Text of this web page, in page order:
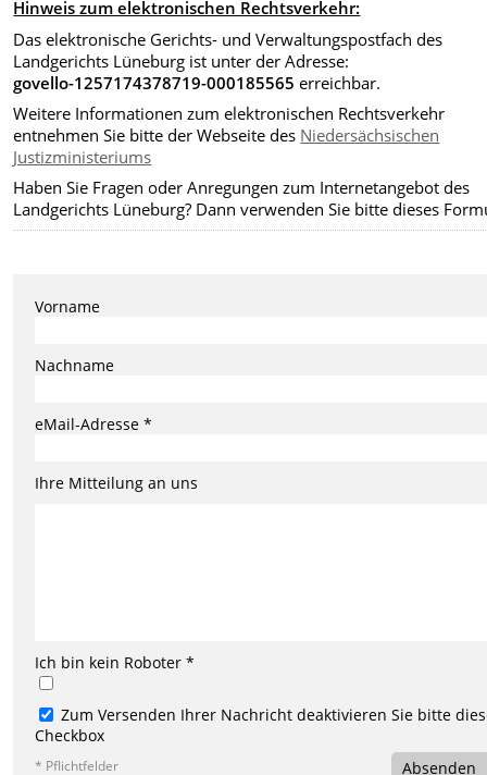
Hinweis zum elektronischen Rechtsverkehr:
Das elektronische Gerichts- und Verwaltungspostfach des
Landgerichts Lüneburg ist unter der Adresse:
govello-1257174378719-000185565 erreichbar.
Weitere Informationen zum elektronischen Rechtsverkehr
entnehmen Sie bitte der Webseite des Niedersächsischen
Justizministeriums
Haben Sie Fragen oder Anregungen zum Internetangebot des
Landgerichts Lüneburg? Dann verwenden Sie bitte dieses
Vorname
Nachname
eMail-Adresse *
Ihre Mitteilung an uns
Ich bin kein Roboter *
Zum Versenden Ihrer Nachricht deaktivieren Sie bitte
Checkbox
* Pflichtfelder Absenden